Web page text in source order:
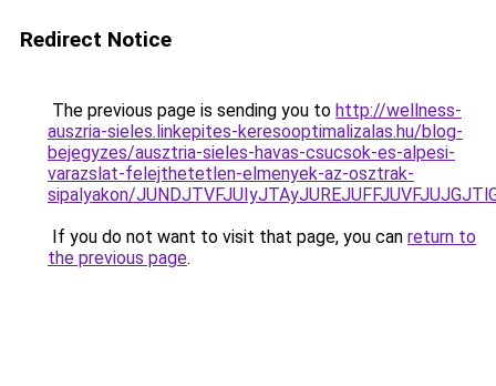
Redirect Notice
The previous page is sending you to http://wellness-
auszria-sieles.linkepites-keresooptimalizalas.hu/blog-
bejegyzes/ausztria-sieles-havas-csucsok-es-alpesi-
varazslat-felejthetetlen-elmenyek-az-osztrak-
sipalyakon/
If you do not want to visit that page, you can return to
the previous page.